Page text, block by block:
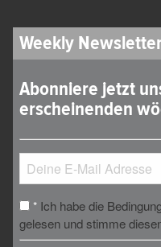
Weekly
Abonniere jetzt
erscheinenden
* Ich habe die
gelesen und stimme